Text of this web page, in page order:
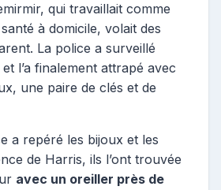
qui travaillait comme
à domicile, volait des
La police a surveillé
et l’a finalement attrapé avec
une paire de clés et de
a repéré les bijoux et les
de Harris, ils l’ont trouvée
avec un oreiller près de